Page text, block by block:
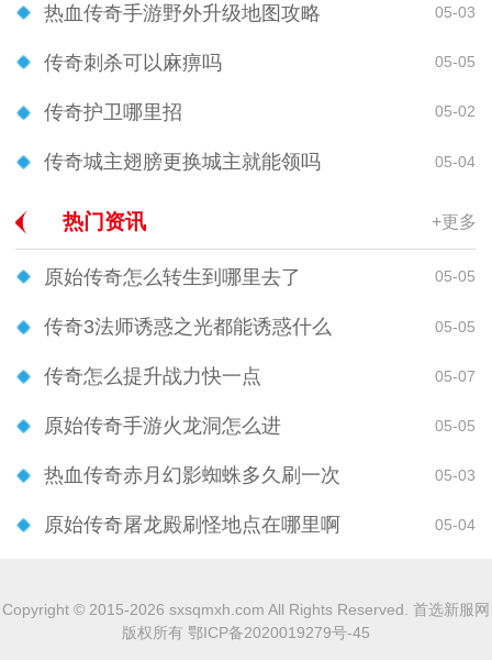
热血传奇手游野外升级地图攻略 05-03
传奇刺杀可以麻痹吗 05-05
传奇护卫哪里招 05-02
传奇城主翅膀更换城主就能领吗 05-04
热门资讯 +更多
原始传奇怎么转生到哪里去了 05-05
传奇3法师诱惑之光都能诱惑什么 05-05
传奇怎么提升战力快一点 05-07
原始传奇手游火龙洞怎么进 05-05
热血传奇赤月幻影蜘蛛多久刷一次 05-03
原始传奇屠龙殿刷怪地点在哪里啊 05-04
Copyright © 2015-2026 sxsqmxh.com All Rights Reserved. 首选新服网
版权所有 鄂ICP备2020019279号-45